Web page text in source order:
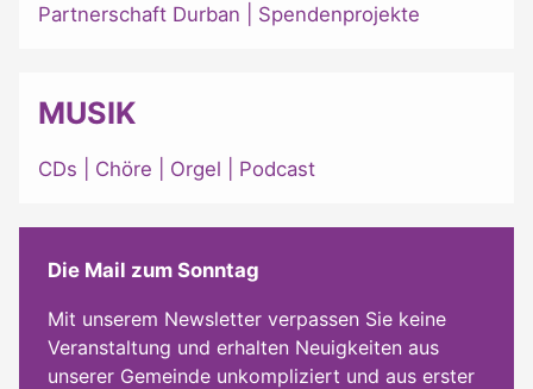
Partnerschaft Durban
Spendenprojekte
MUSIK
CDs Chöre Orgel Podcast
Die Mail zum Sonntag
Mit unserem Newsletter verpassen Sie keine
Veranstaltung und erhalten Neuigkeiten aus
unserer Gemeinde unkompliziert und aus erster